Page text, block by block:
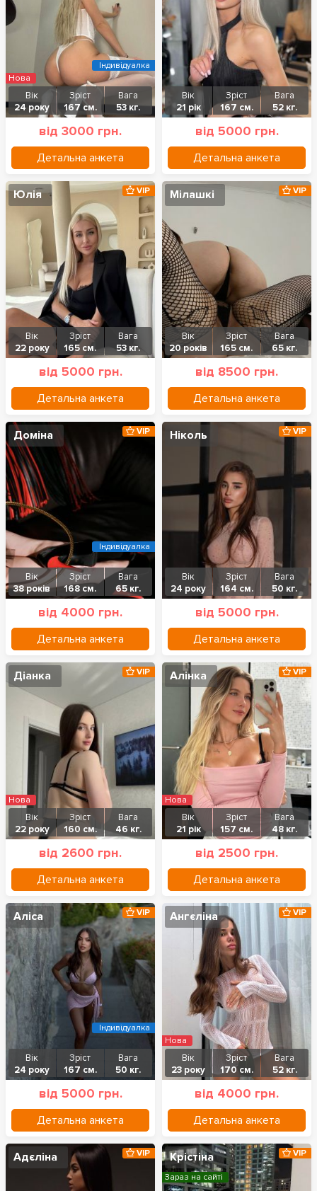
Вік
24 року
Зріст
167 см.
Вага
53 кг.
від 3000 грн.
Детальна анкета
Нова
Індивідуалка
Вік
21 рік
Зріст
167 см.
Вага
52 кг.
від 5000 грн.
Детальна анкета
Юлія
Вік
22 року
Зріст
165 см.
Вага
53 кг.
від 5000 грн.
Детальна анкета
VIP Мілашкі
Вік
20 років
Зріст
165 см.
Вага
65 кг.
від 8500 грн.
Детальна анкета
VIP
Доміна
Вік
38 років
Зріст
168 см.
Вага
65 кг.
від 4000 грн.
Детальна анкета
VIP
Індивідуалка
Ніколь
Вік
24 року
Зріст
164 см.
Вага
50 кг.
від 5000 грн.
Детальна анкета
VIP
Діанка
Вік
22 року
Зріст
160 см.
Вага
46 кг.
від 2600 грн.
Детальна анкета
VIP
Нова
Алінка
Вік
21 рік
Зріст
157 см.
Вага
48 кг.
від 2500 грн.
Детальна анкета
VIP
Нова
Аліса
Вік
24 року
Зріст
167 см.
Вага
50 кг.
від 5000 грн.
Детальна анкета
VIP
Індивідуалка
Ангєліна
Вік
23 року
Зріст
170 см.
Вага
52 кг.
від 4000 грн.
Детальна анкета
VIP
Нова
Адєліна VIP Крістіна VIP
Зараз на сайті